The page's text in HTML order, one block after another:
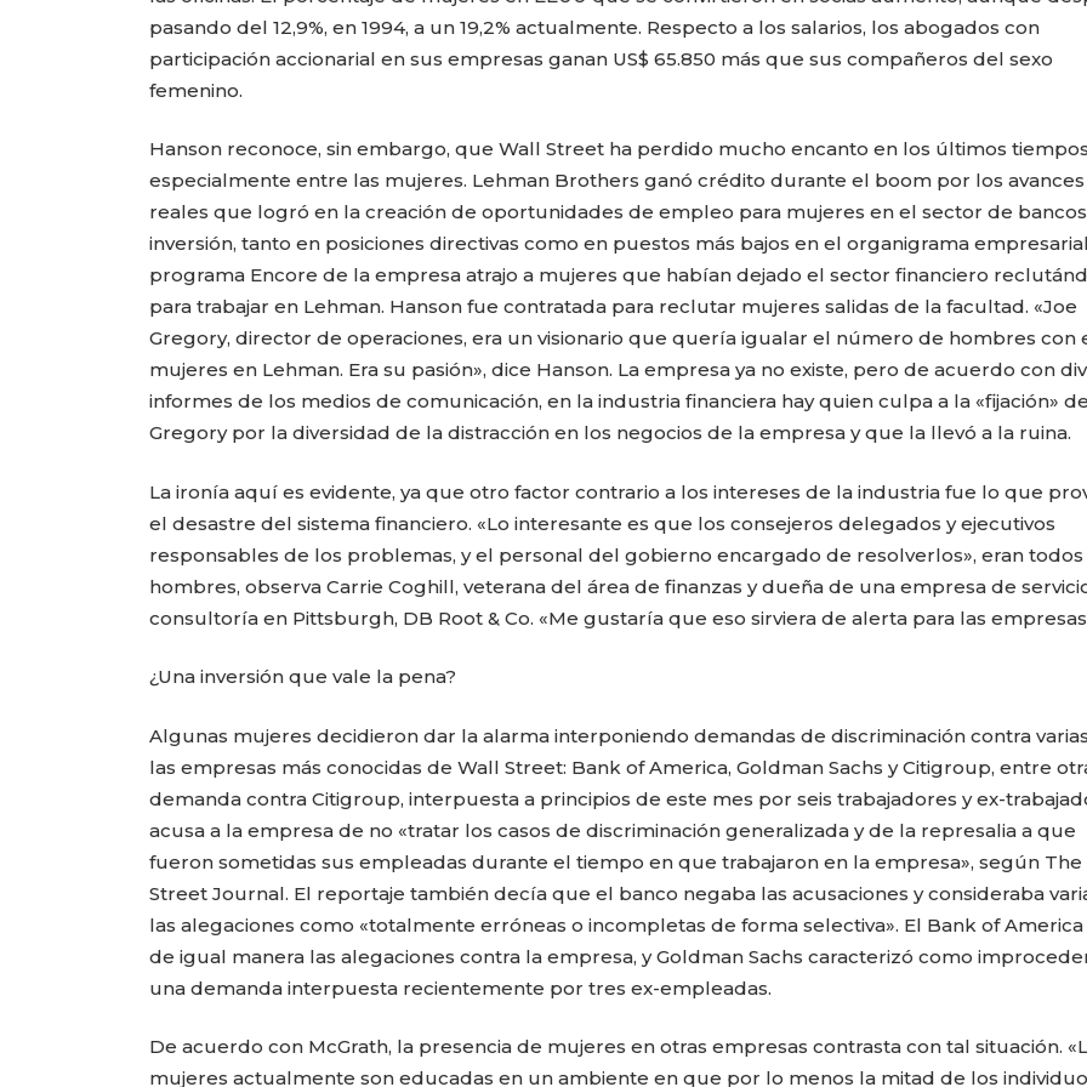
pasando del 12,9%, en 1994, a un 19,2% actualmente. Respecto a los salarios, los abogados con
participación accionarial en sus empresas ganan US$ 65.850 más que sus compañeros del sexo
femenino.
Hanson reconoce, sin embargo, que Wall Street ha perdido mucho encanto en los últimos
especialmente entre las mujeres. Lehman Brothers ganó crédito durante el boom por los avances
reales que logró en la creación de oportunidades de empleo para mujeres en el sector de
inversión, tanto en posiciones directivas como en puestos más bajos en el organigrama
programa Encore de la empresa atrajo a mujeres que habían dejado el sector financiero
para trabajar en Lehman. Hanson fue contratada para reclutar mujeres salidas de la facultad. «Joe
Gregory, director de operaciones, era un visionario que quería igualar el número de hombres con
mujeres en Lehman. Era su pasión», dice Hanson. La empresa ya no existe, pero de acuerdo con
informes de los medios de comunicación, en la industria financiera hay quien culpa a la «fijación» de
Gregory por la diversidad de la distracción en los negocios de la empresa y que la llevó a la ruina.
La ironía aquí es evidente, ya que otro factor contrario a los intereses de la industria fue lo que
el desastre del sistema financiero. «Lo interesante es que los consejeros delegados y ejecutivos
responsables de los problemas, y el personal del gobierno encargado de resolverlos», eran todos
hombres, observa Carrie Coghill, veterana del área de finanzas y dueña de una empresa de
consultoría en Pittsburgh, DB Root & Co. «Me gustaría que eso sirviera de alerta para las
¿Una inversión que vale la pena?
Algunas mujeres decidieron dar la alarma interponiendo demandas de discriminación contra
las empresas más conocidas de Wall Street: Bank of America, Goldman Sachs y Citigroup, entre
demanda contra Citigroup, interpuesta a principios de este mes por seis trabajadores y ex-
acusa a la empresa de no «tratar los casos de discriminación generalizada y de la represalia a que
fueron sometidas sus empleadas durante el tiempo en que trabajaron en la empresa», según The
Street Journal. El reportaje también decía que el banco negaba las acusaciones y consideraba
las alegaciones como «totalmente erróneas o incompletas de forma selectiva». El Bank of
de igual manera las alegaciones contra la empresa, y Goldman Sachs caracterizó como
una demanda interpuesta recientemente por tres ex-empleadas.
De acuerdo con McGrath, la presencia de mujeres en otras empresas contrasta con tal situación.
mujeres actualmente son educadas en un ambiente en que por lo menos la mitad de los